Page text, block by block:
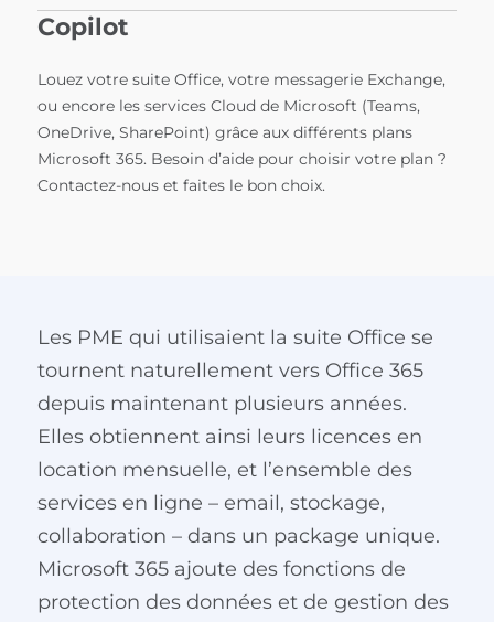
Copilot
Louez votre suite Office, votre messagerie Exchange,
ou encore les services Cloud de Microsoft (Teams,
OneDrive, SharePoint) grâce aux différents plans
Microsoft 365. Besoin d’aide pour choisir votre plan ?
Contactez-nous et faites le bon choix.
Les PME qui utilisaient la suite Office se
tournent naturellement vers Office 365
depuis maintenant plusieurs années.
Elles obtiennent ainsi leurs licences en
location mensuelle, et l’ensemble des
services en ligne – email, stockage,
collaboration – dans un package unique.
Microsoft 365 ajoute des fonctions de
protection des données et de gestion des